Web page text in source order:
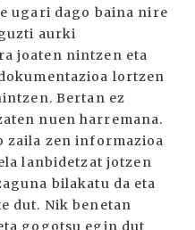
ugari dago baina nire
aurki
joaten nintzen eta
lortzen
Bertan ez
nuen harremana.
zaila zen informazioa
lanbidetzat jotzen
bilakatu da eta
dut. Nik benetan
gogotsu egin dut